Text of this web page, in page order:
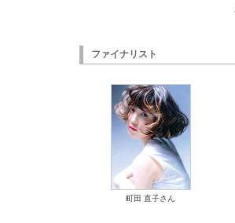
ファイナリスト
町田 直子さん